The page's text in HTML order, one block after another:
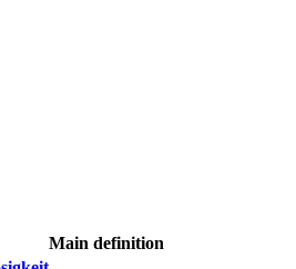
Main definition